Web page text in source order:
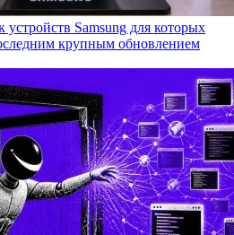
Samsung для которых
крупным обновлением